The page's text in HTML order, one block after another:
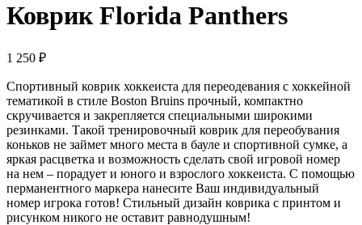
Коврик Florida Panthers
1 250 ₽
Спортивный коврик хоккеиста для переодевания с хоккейной
тематикой в стиле Boston Bruins прочный, компактно
скручивается и закрепляется специальными широкими
резинками. Такой тренировочный коврик для переобувания
коньков не займет много места в бауле и спортивной сумке, а
яркая расцветка и возможность сделать свой игровой номер
на нем – порадует и юного и взрослого хоккеиста. С помощью
перманентного маркера нанесите Ваш индивидуальный
номер игрока готов! Стильный дизайн коврика с принтом и
рисунком никого не оставит равнодушным!